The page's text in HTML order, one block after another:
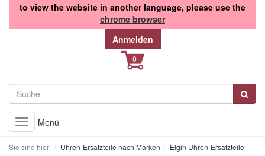
to view the website in another language, please use the
chrome browser
Anmelden
Toggle
navigation
Menü
Sie sind hier: Uhren-Ersatzteile nach Marken Elgin Uhren-Ersatzteile